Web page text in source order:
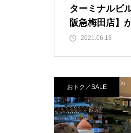
ターミナルビ
阪急梅田店】
した！ 夜景を
【JＲ大阪駅/
2021.06.18
おトク／SALE